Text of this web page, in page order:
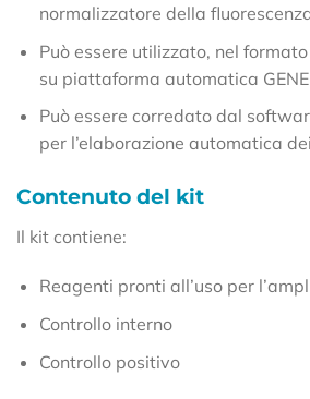
normalizzatore della
Può essere utilizzato, nel
su piattaforma automatica
Può essere corredato dal
per l’elaborazione automatica
Contenuto del kit
Il kit contiene:
Reagenti pronti all’uso per
Controllo interno
Controllo positivo